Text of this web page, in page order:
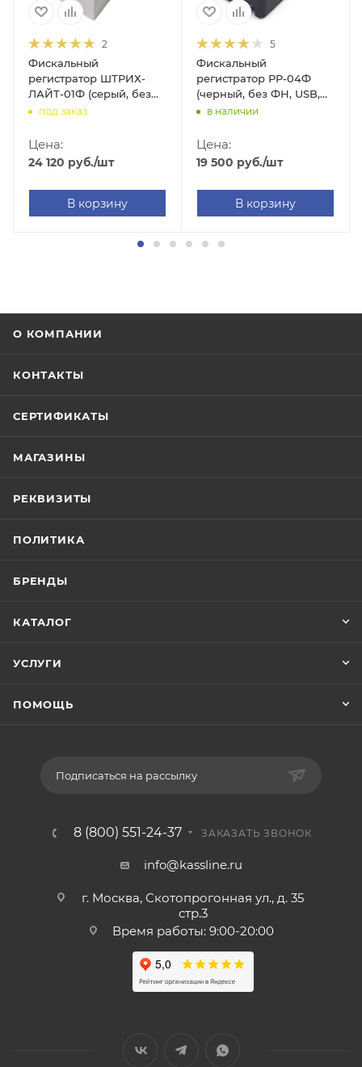
2
Фискальный
регистратор ШТРИХ-
ЛАЙТ-01Ф (серый, без
ФН, USB/Ethernet/RS-
под заказ
Цена:
24 120 руб./шт
В корзину
5
Фискальный
регистратор РР-04Ф
(черный, без ФН, USB,
RS-232, WI-FI)
в наличии
Цена:
19 500 руб./шт
В корзину
О КОМПАНИИ
КОНТАКТЫ
СЕРТИФИКАТЫ
МАГАЗИНЫ
РЕКВИЗИТЫ
ПОЛИТИКА
БРЕНДЫ
КАТАЛОГ
УСЛУГИ
ПОМОЩЬ
Подписаться на рассылку
8 (800) 551-24-37 ЗАКАЗАТЬ ЗВОНОК
info@kassline.ru
г. Москва, Скотопрогонная ул., д. 35
стр.3
Время работы: 9:00-20:00